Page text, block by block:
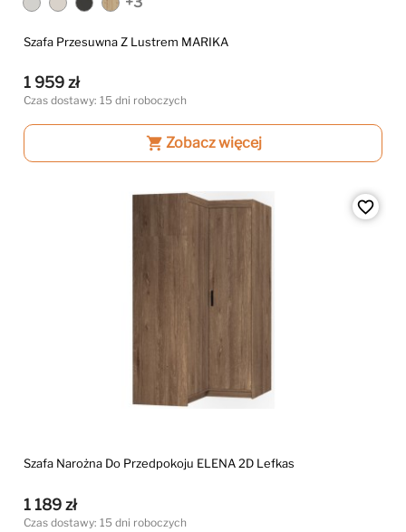
Szafa Przesuwna Z Lustrem MARIKA
1 959 zł
Czas dostawy: 15 dni roboczych
shopping_cart Zobacz więcej
favorite_border
Szafa Narożna Do Przedpokoju ELENA 2D Lefkas
1 189 zł
Czas dostawy: 15 dni roboczych